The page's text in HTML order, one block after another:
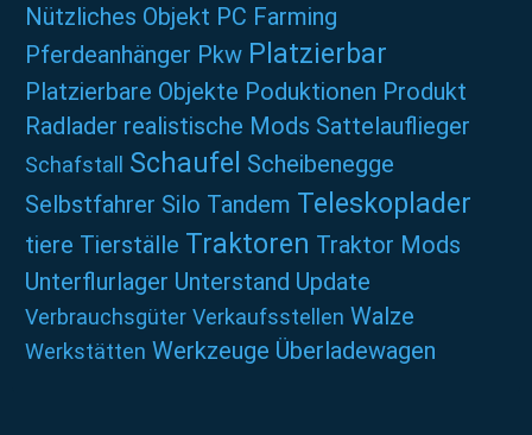
Nützliches Objekt PC Farming
Pferdeanhänger Pkw Platzierbar
Platzierbare Objekte Poduktionen Produkt
Radlader realistische Mods Sattelauflieger
Schafstall Schaufel Scheibenegge
Selbstfahrer Silo Tandem Teleskoplader
tiere Tierställe Traktoren Traktor Mods
Unterflurlager Unterstand Update
Verbrauchsgüter Verkaufsstellen Walze
Werkstätten Werkzeuge Überladewagen